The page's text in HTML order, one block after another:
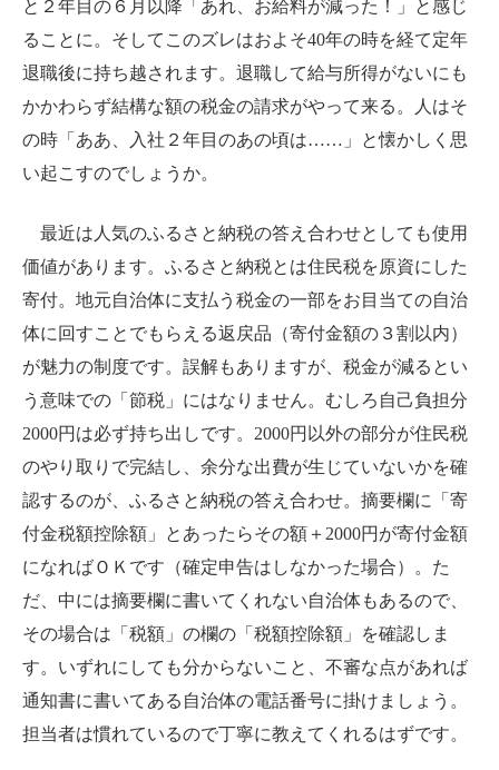
と２年目の６月以降「あれ、お給料が減った！」と感じ
ることに。そしてこのズレはおよそ40年の時を経て定年
退職後に持ち越されます。退職して給与所得がないにも
かかわらず結構な額の税金の請求がやって来る。人はそ
の時「ああ、入社２年目のあの頃は……」と懐かしく思
い起こすのでしょうか。
最近は人気のふるさと納税の答え合わせとしても使用
価値があります。ふるさと納税とは住民税を原資にした
寄付。地元自治体に支払う税金の一部をお目当ての自治
体に回すことでもらえる返戻品（寄付金額の３割以内）
が魅力の制度です。誤解もありますが、税金が減るとい
う意味での「節税」にはなりません。むしろ自己負担分
2000円は必ず持ち出しです。 2000円以外の部分が住民税
のやり取りで完結し、余分な出費が生じていないかを確
認するのが、ふるさと納税の答え合わせ。摘要欄に「寄
付金税額控除額」とあったらその額＋ 2000円が寄付金額
になればＯＫです（確定申告はしなかった場合）。た
だ、中には摘要欄に書いてくれない自治体もあるので、
その場合は「税額」の欄の「税額控除額」を確認しま
す。いずれにしても分からないこと、不審な点があれば
通知書に書いてある自治体の電話番号に掛けましょう。
担当者は慣れているので丁寧に教えてくれるはずです。